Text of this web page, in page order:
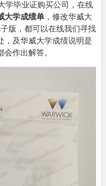
学毕业证购买公司，在线
大学成绩单 ，修改华威大
版，都可以在线我们寻找
，及华威大学成绩说明是
作出解答。